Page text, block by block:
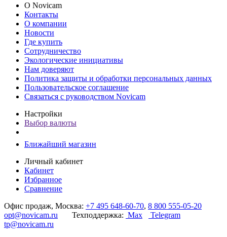
О Novicam
Контакты
О компании
Новости
Где купить
Сотрудничество
Экологические инициативы
Нам доверяют
Политика защиты и обработки персональных данных
Пользовательское соглашение
Связаться с руководством Novicam
Настройки
Выбор валюты
Ближайший магазин
Личный кабинет
Кабинет
Избранное
Сравнение
Офис продаж, Москва: +7 495 648-60-70, 8 800 555-05-20
opt@novicam.ru Техподдержка: Max
Telegram
tp@novicam.ru